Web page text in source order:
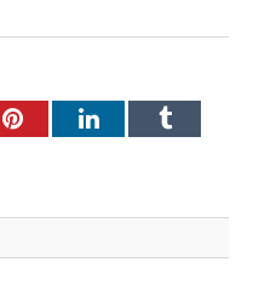
Pinterest
LinkedIn